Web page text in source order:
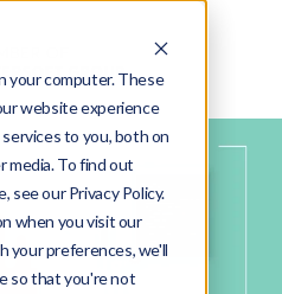
your computer. These
website experience
to you, both on
To find out
see our Privacy Policy.
when you visit our
your preferences, we'll
so that you're not